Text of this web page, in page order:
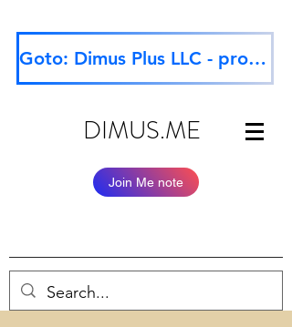
Goto: Dimus Plus LLC - professional website
DIMUS.ME
Join Me note